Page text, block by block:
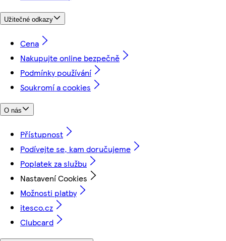
Užitečné odkazy
Cena
Nakupujte online bezpečně
Podmínky používání
Soukromí a cookies
O nás
Přístupnost
Podívejte se, kam doručujeme
Poplatek za službu
Nastavení Cookies
Možnosti platby
itesco.cz
Clubcard